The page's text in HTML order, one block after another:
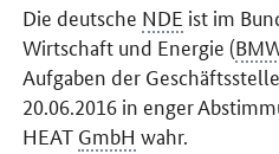
Die deutsche NDE ist im
Wirtschaft und Energie (
Aufgaben der
20.06.2016 in enger
HEAT GmbH wahr.